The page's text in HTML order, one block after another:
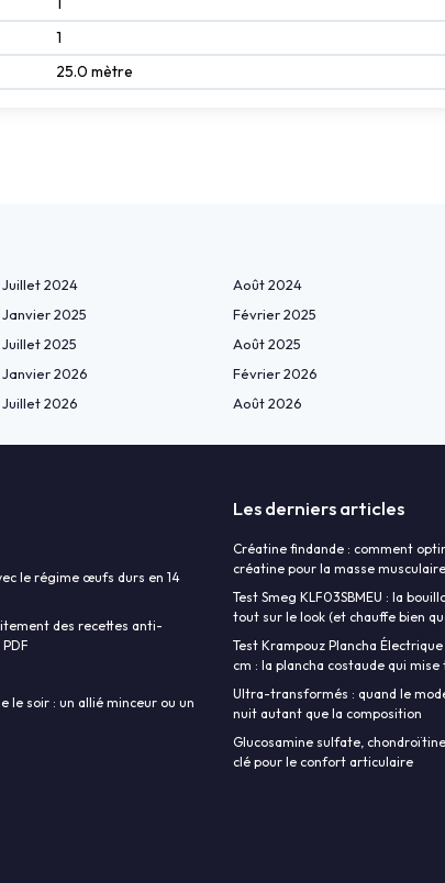
1
25.0 mètre
Juillet 2024 Août 2024
Janvier 2025 Février 2025
Juillet 2025 Août 2025
Janvier 2026 Février 2026
Juillet 2026 Août 2026
le régime œufs durs en 14
des recettes anti-
le soir : un allié minceur ou un
Les derniers articles
Créatine findande : comment
créatine pour la masse
Test Smeg KLF03SBMEU : la
tout sur le look (et chauffe bien
Test Krampouz Plancha Électrique
cm : la plancha costaude qui mise
Ultra-transformés : quand le
nuit autant que la composition
Glucosamine sulfate,
clé pour le confort articulaire